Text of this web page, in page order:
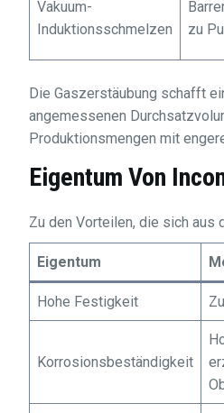
Vakuum-
Induktionsschmelzen
zu
Die Gaszerstäubung schafft
angemessenen
Produktionsmengen mit
Eigentum Von
Zu den Vorteilen, die sich aus
Eigentum
Hohe Festigkeit
Korrosionsbeständigkeit